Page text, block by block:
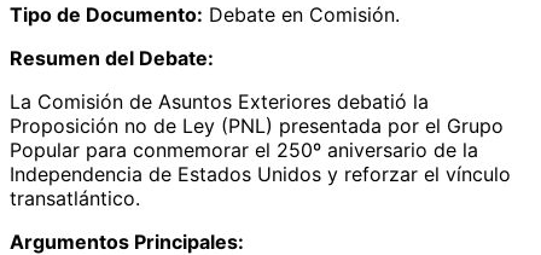
Tipo de Documento: Debate en Comisión.
Resumen del Debate:
La Comisión de Asuntos Exteriores debatió la
Proposición no de Ley (PNL) presentada por el Grupo
Popular para conmemorar el 250º aniversario de la
Independencia de Estados Unidos y reforzar el vínculo
transatlántico.
Argumentos Principales: